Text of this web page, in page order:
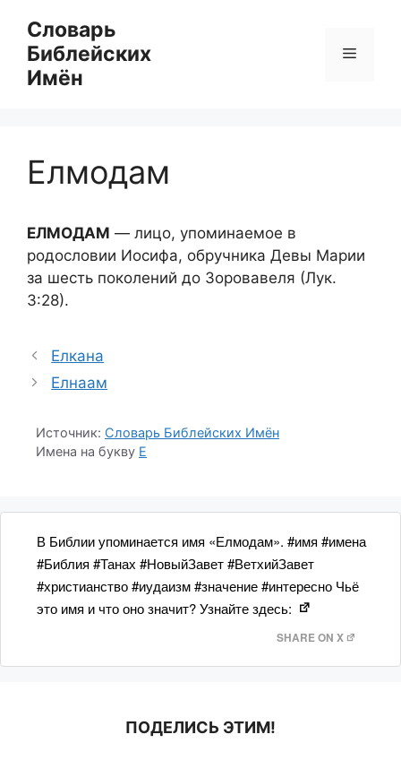
содержимому
Словарь
Библейских
Имён
Меню
Елмодам
ЕЛМОДАМ — лицо, упоминаемое в
родословии Иосифа, обручника Девы Марии
за шесть поколений до Зоровавеля (Лук.
3:28).
Елкана
Елнаам
Источник: Словарь Библейских Имён
Имена на букву Е
В Библии упоминается имя «Елмодам». #имя #имена
#Библия #Танах #НовыйЗавет #ВетхийЗавет
#христианство #иудаизм #значение #интересно Чьё
это имя и что оно значит? Узнайте здесь:
SHARE ON X
ПОДЕЛИСЬ ЭТИМ!